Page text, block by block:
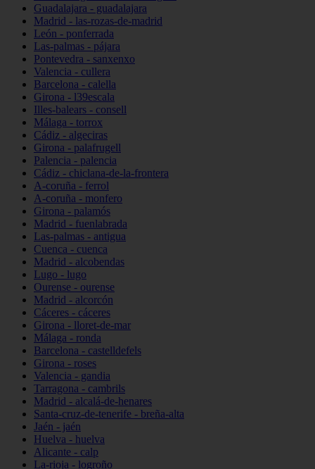
Guadalajara - guadalajara
Madrid - las-rozas-de-madrid
León - ponferrada
Las-palmas - pájara
Pontevedra - sanxenxo
Valencia - cullera
Barcelona - calella
Girona - l39escala
Illes-balears - consell
Málaga - torrox
Cádiz - algeciras
Girona - palafrugell
Palencia - palencia
Cádiz - chiclana-de-la-frontera
A-coruña - ferrol
A-coruña - monfero
Girona - palamós
Madrid - fuenlabrada
Las-palmas - antigua
Cuenca - cuenca
Madrid - alcobendas
Lugo - lugo
Ourense - ourense
Madrid - alcorcón
Cáceres - cáceres
Girona - lloret-de-mar
Málaga - ronda
Barcelona - castelldefels
Girona - roses
Valencia - gandia
Tarragona - cambrils
Madrid - alcalá-de-henares
Santa-cruz-de-tenerife - breña-alta
Jaén - jaén
Huelva - huelva
Alicante - calp
La-rioja - logroño